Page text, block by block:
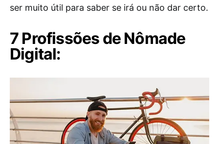
ser muito útil para saber se irá ou não dar certo.
7 Profissões de Nômade
Digital: